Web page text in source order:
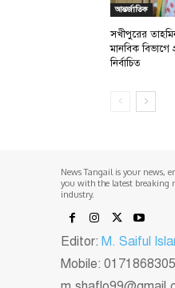
আন্তর্জাতিক
সখীপুরের
মানবিক বিভাগে
নির্বাচিত
News Tangail is your news,
you with the latest breaking
industry.
Editor: M. Saiful
Mobile: